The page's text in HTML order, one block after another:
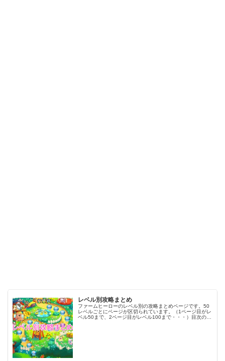
レベル別攻略まとめ
ファームヒーローのレベル別の攻略まとめページです。50
レベルごとにページが区切られています。（1ページ目がレ
ベル50まで、2ページ目がレベル100まで・・・）目次のリ